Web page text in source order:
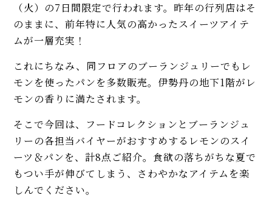
（火）の7日間限定で行われます。昨年の行列店はそ
のままに、前年特に人気の高かったスイーツアイテ
ムが一層充実！
これにちなみ、同フロアのブーランジュリーでもレ
モンを使ったパンを多数販売。伊勢丹の地下1階がレ
モンの香りに満たされます。
そこで今回は、フードコレクションとブーランジュ
リーの各担当バイヤーがおすすめするレモンのスイ
ーツ＆パンを、計8点ご紹介。食欲の落ちがちな夏で
もつい手が伸びてしまう、さわやかなアイテムを楽
しんでください。